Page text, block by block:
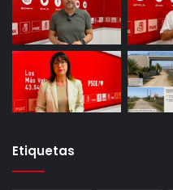
Etiquetas